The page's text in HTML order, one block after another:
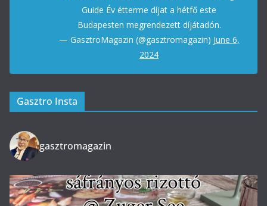
Guide Év étterme díjat a hétfő este
Budapesten megrendezett díjátadón.
— GasztroMagazin (@gasztromagazin) June 6,
2024
Gasztro Insta
gasztromagazin